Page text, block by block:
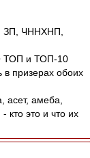
ЗП, ЧННХНП,
ТОП и ТОП-10
в призерах обоих
асет, амеба,
кто это и что их